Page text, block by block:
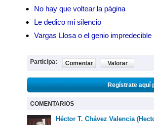
No hay que voltear la página
Le dedico mi silencio
Vargas Llosa o el genio impredecible
Participa: Comentar Valorar
Regístrate aquí
COMENTARIOS
Héctor T. Chávez Valencia